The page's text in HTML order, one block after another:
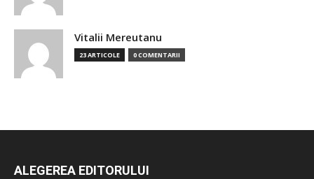
Vitalii Mereutanu
23 ARTICOLE 0 COMENTARII
ALEGEREA EDITORULUI